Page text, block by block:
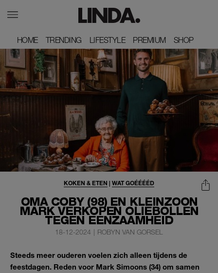
HOME
HOME TRENDING
TRENDING LIFESTYLE
LIFESTYLE PREMIUM
PREMIUM SHOP
SHOP
OMA COBY (98) EN KLEINZOON
MARK VERKOPEN OLIEBOLLEN
TEGEN EENZAAMHEID
KOKEN & ETEN | WAT GOÉÉÉÉD
18-12-2024 | ROBYN VAN GORSEL
Steeds meer ouderen voelen zich alleen tijdens de
feestdagen. Reden voor Mark Simoons (34) om samen